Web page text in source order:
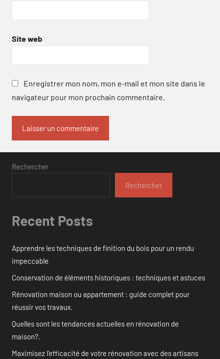
Site web
Enregistrer mon nom, mon e-mail et mon site dans le
navigateur pour mon prochain commentaire.
Rechercher
Rechercher
Recent Posts
Apprendre les techniques de finition du bois pour un rendu
impeccable
Conservation de éléments historiques : techniques et astuces
Rénovation maison ou appartement : guide complet pour
réussir vos travaux.
Quelles sont les tendances actuelles en rénovation de
maison?.
Maximisez l’efficacité de votre rénovation avec des artisans